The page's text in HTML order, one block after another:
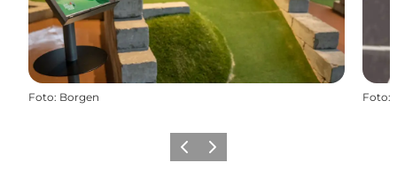
Foto: Borgen Foto:
ZurückWeiter